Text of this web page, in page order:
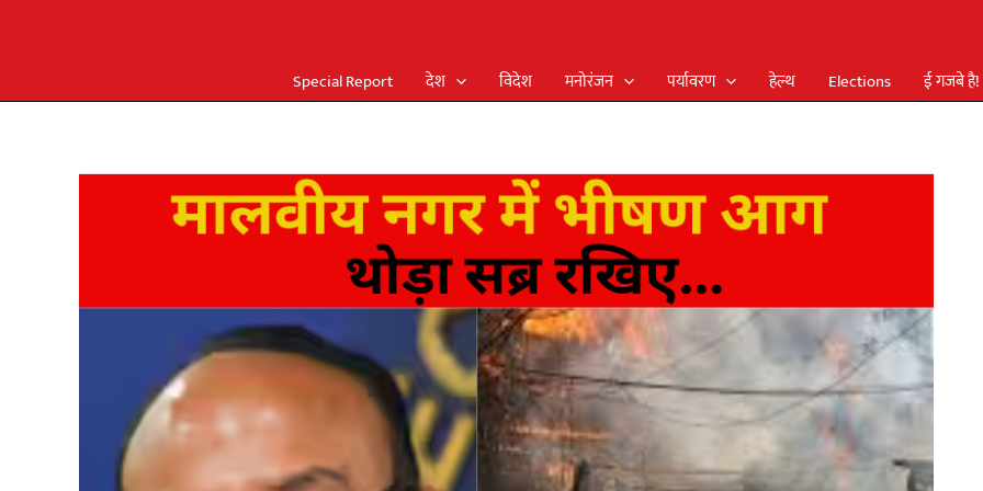
Special Report देश विदेश मनोरंजन पर्यावरण हेल्थ Elections ई गजबे है!